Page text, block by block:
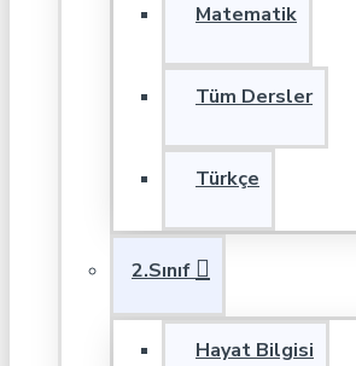
Matematik
Tüm Dersler
Türkçe
2.Sınıf
Hayat Bilgisi